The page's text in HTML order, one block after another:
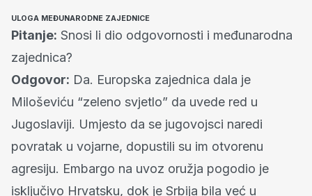
ULOGA MEĐUNARODNE ZAJEDNICE
Pitanje: Snosi li dio odgovornosti i međunarodna
zajednica?
Odgovor: Da. Europska zajednica dala je
Miloševiću “zeleno svjetlo” da uvede red u
Jugoslaviji. Umjesto da se jugovojsci naredi
povratak u vojarne, dopustili su im otvorenu
agresiju. Embargo na uvoz oružja pogodio je
isključivo Hrvatsku, dok je Srbija bila već u